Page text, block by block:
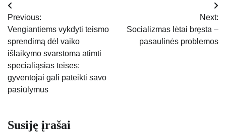
Navigacija
tarp
įrašų
Previous:
Vengiantiems vykdyti teismo
sprendimą dėl vaiko
išlaikymo svarstoma atimti
specialiąsias teises:
gyventojai gali pateikti savo
pasiūlymus
Next:
Socializmas lėtai bręsta –
pasaulinės problemos
Susiję įrašai